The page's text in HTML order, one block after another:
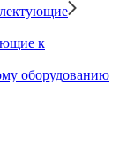
к
оборудованию